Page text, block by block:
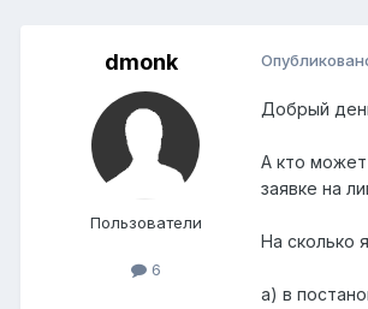
dmonk
Пользователи
6
Добрый
А кто может
заявке на
На сколько
а) в